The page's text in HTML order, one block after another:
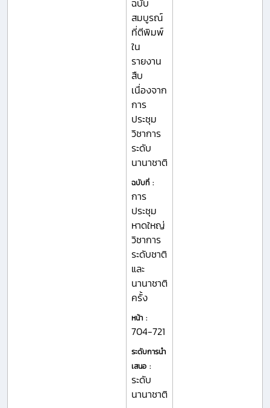
ฉบับ
สมบูรณ์
ที่ตีพิมพ์
ใน
รายงาน
สืบ
เนื่องจาก
การ
ประชุม
วิชาการ
ระดับ
นานาชาติ
ฉบับที่ :
การ
ประชุม
หาดใหญ่
วิชาการ
ระดับชาติ
และ
นานาชาติ
ครั้ง
หน้า :
704-721
ระดับการนำ
เสนอ :
ระดับ
นานาชาติ